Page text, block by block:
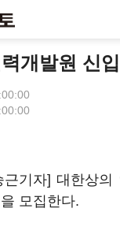
개발원 신
근기자] 대한상의
모집한다.